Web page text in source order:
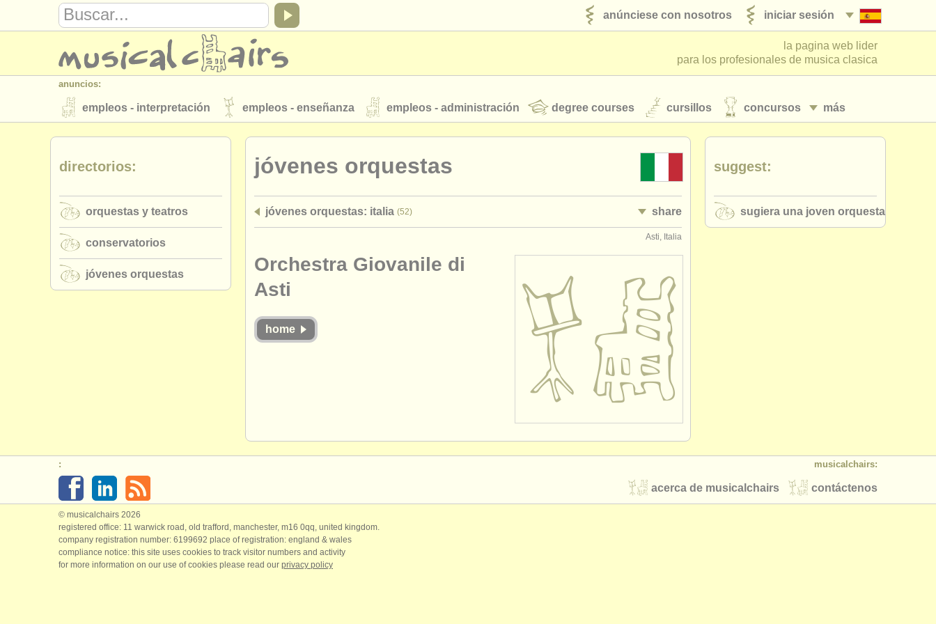
iniciar sesión
anúnciese con nosotros
la pagina web lider
para los profesionales de musica clasica
anuncios:
más
empleos - interpretación empleos - enseñanza empleos - administración degree courses cursillos concursos
instrumentos en venta instrumentos robados
directorios:
musicalchairs:
editor:
anúnciese con nosotros find out about our iniciar sesión
jóvenes orquestas
jóvenes orquestas: italia (52) share
Asti, Italia
Orchestra Giovanile di
Asti
home
directorios:
orquestas y teatros
conservatorios
jóvenes orquestas
suggest:
sugiera una joven orquesta
musicalchairs:
contáctenos
acerca de musicalchairs
:
© musicalchairs 2026
registered office: 11 warwick road, old trafford, manchester, m16 0qq, united kingdom.
company registration number: ​6199692 place of registration: england & wales
compliance notice: ​this site uses cookies to track visitor numbers and activity
for more information on our use of cookies please read our privacy policy